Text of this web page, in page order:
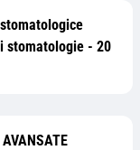
stomatologie - 20